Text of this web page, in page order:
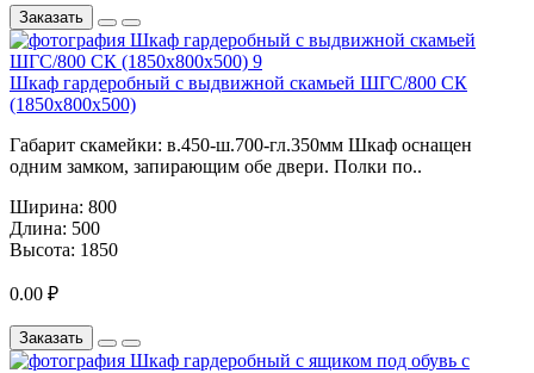
Заказать
Шкаф гардеробный с выдвижной скамьей ШГС/800 СК
(1850х800х500)
Габарит скамейки: в.450-ш.700-гл.350мм Шкаф оснащен
одним замком, запирающим обе двери. Полки по..
Ширина: 800
Длина: 500
Высота: 1850
0.00 ₽
Заказать